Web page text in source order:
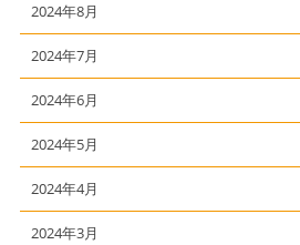
2024年8月
2024年7月
2024年6月
2024年5月
2024年4月
2024年3月